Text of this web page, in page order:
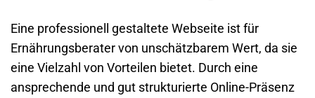
Eine professionell gestaltete Webseite ist für
Ernährungsberater von unschätzbarem Wert, da sie
eine Vielzahl von Vorteilen bietet. Durch eine
ansprechende und gut strukturierte Online-Präsenz